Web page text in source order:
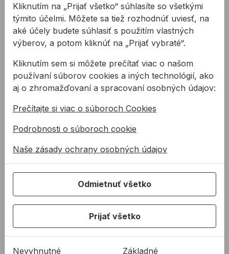
Zvinovací meter STABILA BM 300
Zvinovací meter
STABILA BM 300
Zvinovacie metre STABILA
BM300 na vás zapôsobí:
výnimočná stabilita v
kombinácii s najvyššou
úrovňou ...
od24,86 €
Meracie pásmo STABILA
Meracie pásmo
FIBERGLASS
sklolaminátové
Ako skúsený
veľké vzdialenosti,
potrebujete meracie
...
37,66 €/ks
Kliknutím na „Prijať všetko“ súhlasíte so všetkými
týmito účelmi. Môžete sa tiež rozhodnúť uviesť, na
aké účely budete súhlasiť s použitím vlastných
výberov, a potom kliknúť na „Prijať vybraté“.
Kliknutím sem si môžete prečítať viac o našom
používaní súborov cookies a iných technológií, ako
aj o zhromažďovaní a spracovaní osobných údajov:
Prečítajte si viac o súboroch Cookies
Podrobnosti o súboroch cookie
Naše zásady ochrany osobných údajov
Odmietnuť všetko
Prijať všetko
Nevyhnutné Základné